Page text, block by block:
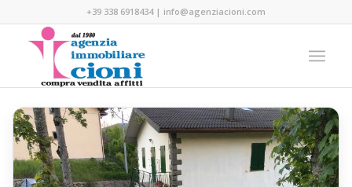
+39 338 6918434| info@agenziacioni.com